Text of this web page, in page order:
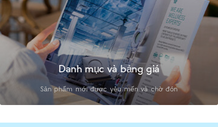
Danh mục và bảng giá
Sản phẩm mới được yêu mến và chờ đón